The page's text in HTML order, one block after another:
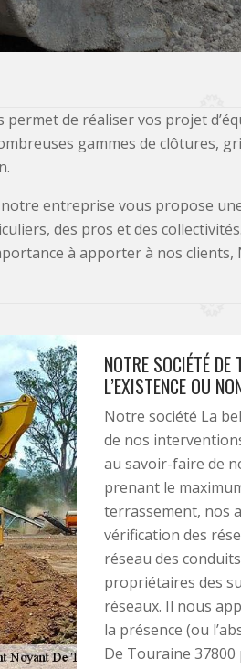
permet de réaliser vos projet
gammes de clôtures,
entreprise vous propose
des pros et des
à apporter à nos
NOTRE SOCIÉTÉ
L’EXISTENCE OU
Notre société La
de nos
au savoir-faire de
prenant le
terrassement, nos
vérification des
réseau des
propriétaires des
réseaux. Il nous
la présence (ou
De Touraine